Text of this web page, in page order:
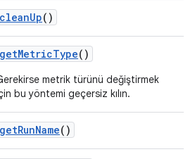
cleanUp()
getMetricType()
metrik türünü değiştirmek
bu yöntemi geçersiz kılın.
getRunName()